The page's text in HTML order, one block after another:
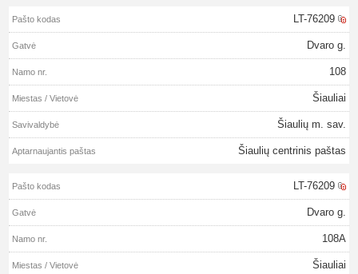
LT-76209
Dvaro g.
108
Šiauliai
Šiaulių m. sav.
Šiaulių centrinis paštas
LT-76209
Dvaro g.
108A
Šiauliai